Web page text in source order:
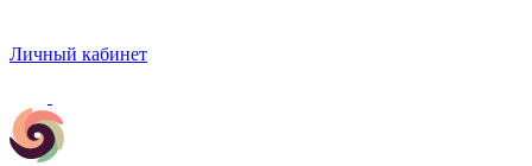
Личный кабинет